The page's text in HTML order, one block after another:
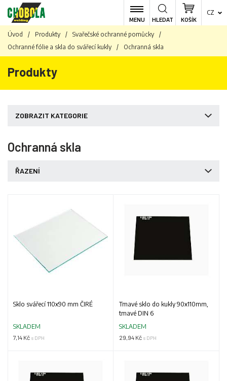
MENU KOŠÍK
CZ
HLEDAT
Úvod / Produkty / Svařečské ochranné pomůcky
/
Ochranné fólie a skla do svářecí kukly
/ Ochranná skla
Produkty
ZOBRAZIT KATEGORIE
Ochranná skla
ŘAZENÍ
Sklo svářecí 110x90 mm ČIRÉ
SKLADEM
7,14 Kč s DPH
Tmavé sklo do kukly 90x110mm,
tmavé DIN 6
SKLADEM
29,94 Kč s DPH